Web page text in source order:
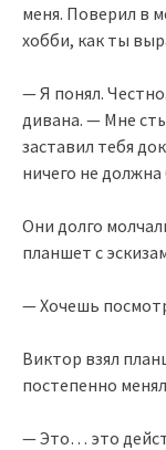
меня. Поверил в
хобби, как ты
— Я понял.
дивана. — Мне
заставил тебя
ничего не
Они долго
планшет с
— Хочешь
Виктор взял
постепенно
— Это… это